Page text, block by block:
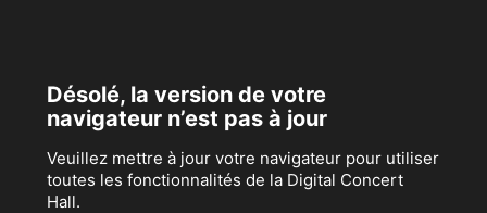
Désolé, la version de votre
navigateur n’est pas à jour
Veuillez mettre à jour votre navigateur pour utiliser
toutes les fonctionnalités de la Digital Concert
Hall.